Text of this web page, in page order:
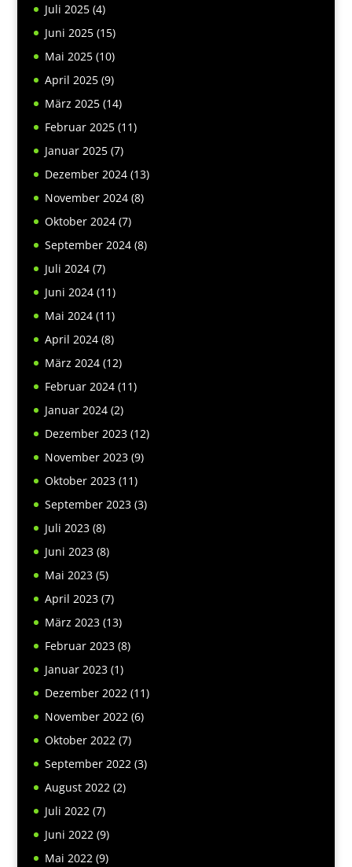
Juli 2025(4)
Juni 2025(15)
Mai 2025(10)
April 2025(9)
März 2025(14)
Februar 2025(11)
Januar 2025(7)
Dezember 2024(13)
November 2024(8)
Oktober 2024(7)
September 2024(8)
Juli 2024(7)
Juni 2024(11)
Mai 2024(11)
April 2024(8)
März 2024(12)
Februar 2024(11)
Januar 2024(2)
Dezember 2023(12)
November 2023(9)
Oktober 2023(11)
September 2023(3)
Juli 2023(8)
Juni 2023(8)
Mai 2023(5)
April 2023(7)
März 2023(13)
Februar 2023(8)
Januar 2023(1)
Dezember 2022(11)
November 2022(6)
Oktober 2022(7)
September 2022(3)
August 2022(2)
Juli 2022(7)
Juni 2022(9)
Mai 2022(9)